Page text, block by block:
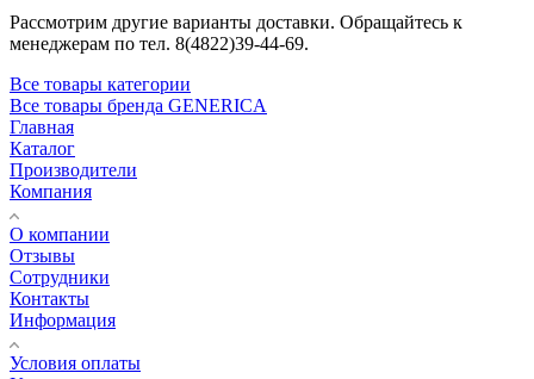
Рассмотрим другие варианты доставки. Обращайтесь к
менеджерам по тел. 8(4822)39-44-69.
Все товары категории
Все товары бренда GENERICA
Главная
Каталог
Производители
Компания
О компании
Отзывы
Сотрудники
Контакты
Информация
Условия оплаты